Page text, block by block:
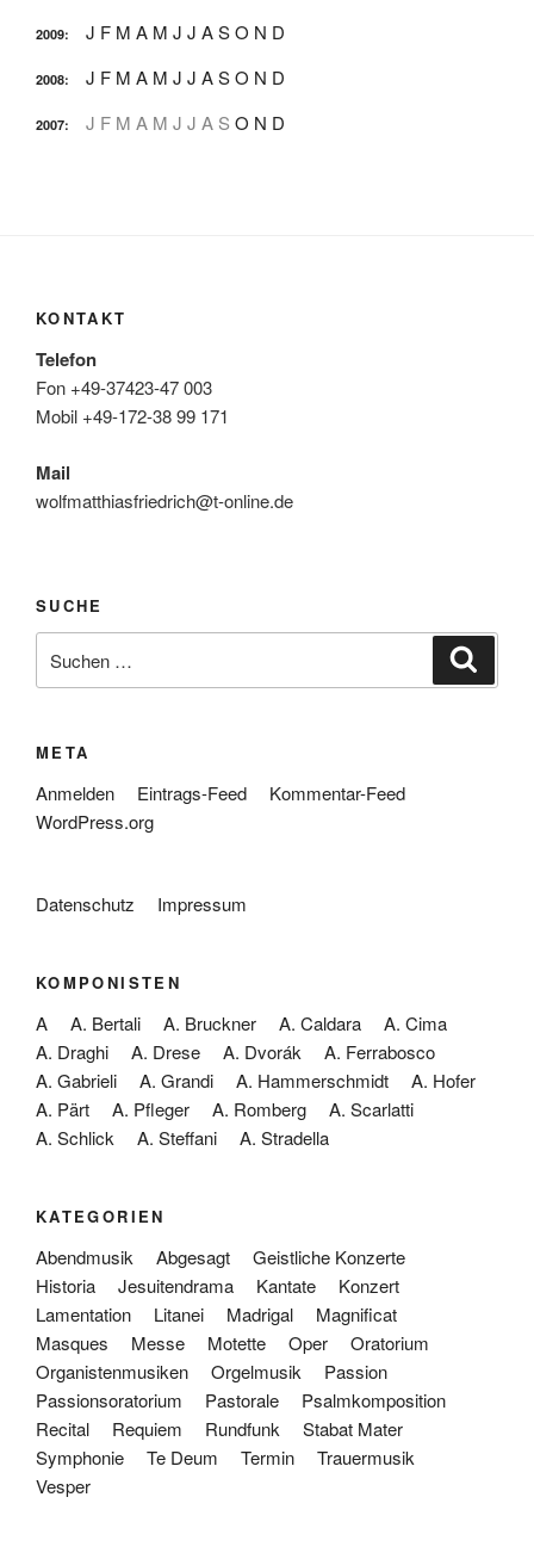
2009: J F M A M J J ASO N D
2008: J F M A M J J ASO N D
2007: J F M A M J J A S O N D
KONTAKT
Telefon
Fon +49-37423-47 003
Mobil +49-172-38 99 171
Mail
wolfmatthiasfriedrich@t-online.de
SUCHE
nach:
META
Anmelden Eintrags-Feed
Kommentar-Feed
WordPress.org
Datenschutz Impressum
KOMPONISTEN
A A. Bertali A. Bruckner A. Caldara
A. Cima
A. Draghi
A. Drese A. Dvorák
A. Ferrabosco
A. Gabrieli
A. Grandi A. Hammerschmidt
A. Hofer
A. Pärt
A. Pfleger A. Romberg
A. Scarlatti
A. Schlick
A. Steffani A. Stradella
KATEGORIEN
Abendmusik Abgesagt
Geistliche Konzerte
Historia
Jesuitendrama Kantate
Konzert
Lamentation
Litanei Madrigal
Magnificat
Masques
Messe Motette Oper
Oratorium
Organistenmusiken
Orgelmusik
Passion
Passionsoratorium
Pastorale
Psalmkomposition
Recital
Requiem Rundfunk
Stabat Mater
Symphonie
Te Deum Termin
Trauermusik
Vesper